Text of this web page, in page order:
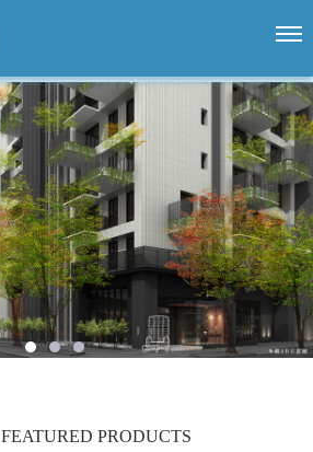
關於鉅虹
熱銷新案
精選內容
經典作品
鉅虹生活
鉅虹家族
1 2 3
FEATURED PRODUCTS